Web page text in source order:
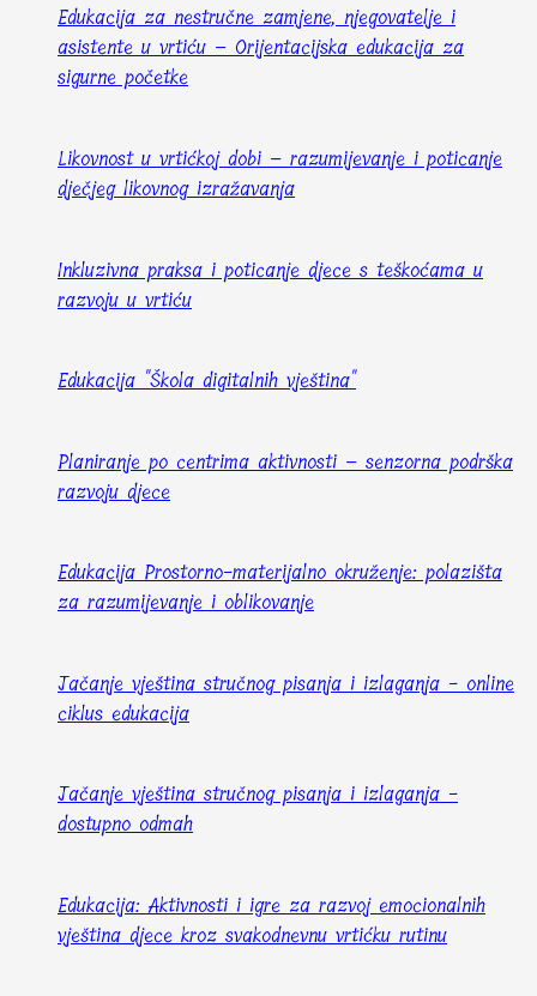
Edukacija za nestručne zamjene, njegovatelje i
asistente u vrtiću – Orijentacijska edukacija za
sigurne početke
Likovnost u vrtićkoj dobi – razumijevanje i poticanje
dječjeg likovnog izražavanja
Inkluzivna praksa i poticanje djece s teškoćama u
razvoju u vrtiću
Edukacija "Škola digitalnih vještina"
Planiranje po centrima aktivnosti – senzorna podrška
razvoju djece
Edukacija Prostorno-materijalno okruženje: polazišta
za razumijevanje i oblikovanje
Jačanje vještina stručnog pisanja i izlaganja - online
ciklus edukacija
Jačanje vještina stručnog pisanja i izlaganja -
dostupno odmah
Edukacija: Aktivnosti i igre za razvoj emocionalnih
vještina djece kroz svakodnevnu vrtićku rutinu